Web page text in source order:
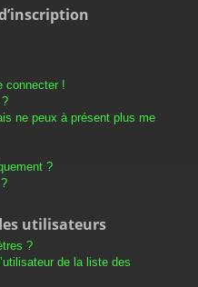
connecter !
ne peux à présent plus me
?
utilisateurs
?
de la liste des